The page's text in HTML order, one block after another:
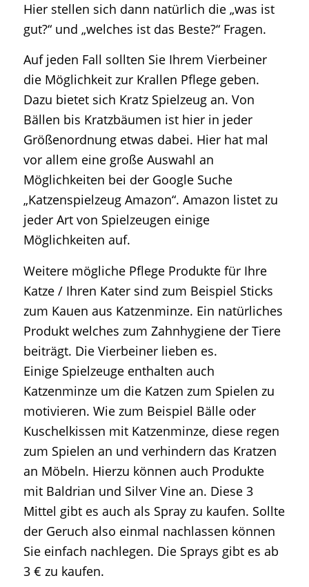
Hier stellen sich dann natürlich die „was ist
gut?“ und „welches ist das Beste?“ Fragen.
Auf jeden Fall sollten Sie Ihrem Vierbeiner
die Möglichkeit zur Krallen Pflege geben.
Dazu bietet sich Kratz Spielzeug an. Von
Bällen bis Kratzbäumen ist hier in jeder
Größenordnung etwas dabei. Hier hat mal
vor allem eine große Auswahl an
Möglichkeiten bei der Google Suche
„Katzenspielzeug Amazon“. Amazon listet zu
jeder Art von Spielzeugen einige
Möglichkeiten auf.
Weitere mögliche Pflege Produkte für Ihre
Katze / Ihren Kater sind zum Beispiel Sticks
zum Kauen aus Katzenminze. Ein natürliches
Produkt welches zum Zahnhygiene der Tiere
beiträgt. Die Vierbeiner lieben es.
Einige Spielzeuge enthalten auch
Katzenminze um die Katzen zum Spielen zu
motivieren. Wie zum Beispiel Bälle oder
Kuschelkissen mit Katzenminze, diese regen
zum Spielen an und verhindern das Kratzen
an Möbeln. Hierzu können auch Produkte
mit Baldrian und Silver Vine an. Diese 3
Mittel gibt es auch als Spray zu kaufen. Sollte
der Geruch also einmal nachlassen können
Sie einfach nachlegen. Die Sprays gibt es ab
3 € zu kaufen.